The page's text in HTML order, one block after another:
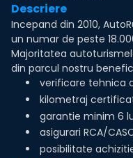
Descriere
Incepand din 2010,
un numar de peste
Majoritatea
din parcul nostru
verificare tehnica
kilometraj
garantie minim 6
asigurari RCA/
posibilitate